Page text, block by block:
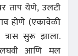
ताप येणे, उलटी
होणे (एकावेळी
सुरू झाला.
लघवी आणि मल